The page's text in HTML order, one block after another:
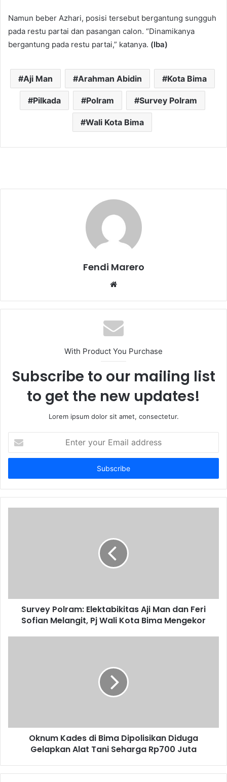
Namun beber Azhari, posisi tersebut bergantung sungguh
pada restu partai dan pasangan calon. “Dinamikanya
bergantung pada restu partai,” katanya. (Iba)
Aji Man Arahman Abidin Kota Bima
Pilkada Polram Survey Polram
Wali Kota Bima
Fendi Marero
With Product You Purchase
Subscribe to our mailing list
to get the new updates!
Lorem ipsum dolor sit amet, consectetur.
your
Email
Survey Polram: Elektabikitas Aji Man dan Feri
Sofian Melangit, Pj Wali Kota Bima Mengekor
Oknum Kades di Bima Dipolisikan Diduga
Gelapkan Alat Tani Seharga Rp700 Juta